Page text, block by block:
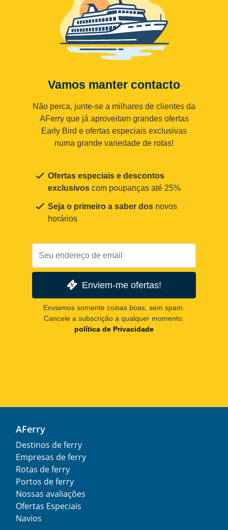
Vamos manter contacto
Não perca, junte-se a milhares de clientes da
AFerry que já aproveitam grandes ofertas
Early Bird e ofertas especiais exclusivas
numa grande variedade de rotas!
Ofertas especiais e descontos
exclusivos com poupanças até 25%
Seja o primeiro a saber dos novos
horários
Enviem-me ofertas!
Enviamos somente coisas boas, sem spam.
Cancele a subscrição a qualquer momento.
política de Privacidade
AFerry
Destinos de ferry
Empresas de ferry
Rotas de ferry
Portos de ferry
Nossas avaliações
Ofertas Especiais
Navios